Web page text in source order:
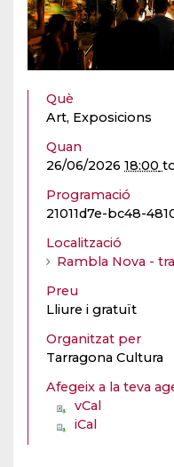
Què
Art, Exposicions
Quan
26/06/2026 18:00
Programació
21011d7e-bc48-
Localització
Rambla Nova -
Preu
Lliure i gratuït
Organitzat per
Tarragona Cultura
Afegeix a la teva
vCal
iCal